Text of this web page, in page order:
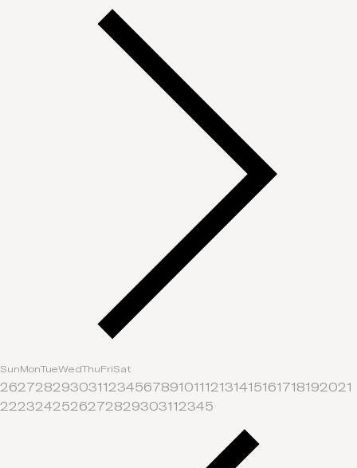
SunMonTueWedThuFriSat
262728293031 1 234567891011 12131415161718192021
22232425262728293031 1 2345